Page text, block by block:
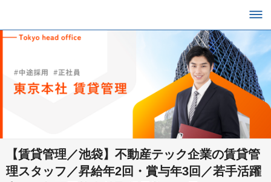
【賃貸管理／池袋】不動産テック企業の賃貸管
理スタッフ／昇給年2回・賞与年3回／若手活躍